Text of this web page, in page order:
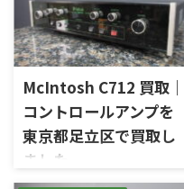
いMcIntoshのステレオパワー
アンプ「MC252」を出張買取さ
せていただきました。今回の
お品物は、ご家族様より「大
切に使われていたオーディオ機
器なので、価値を分かるところ
に見てほしい」とご相談いた
だいたものです。 McIntosh
MC252は、250W×2chの出力
を備えた2チャンネルパワーア
McIntosh C712 買取｜
コントロールアンプを
東京都足立区で買取し
ました
東京都足立区で、McIntoshの